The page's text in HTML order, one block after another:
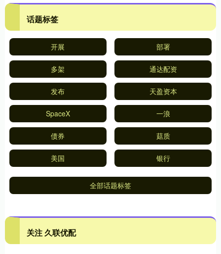
话题标签
开展 部署
多架 通达配资
发布 天盈资本
SpaceX 一浪
债券 菇质
美国 银行
全部话题标签
关注 久联优配